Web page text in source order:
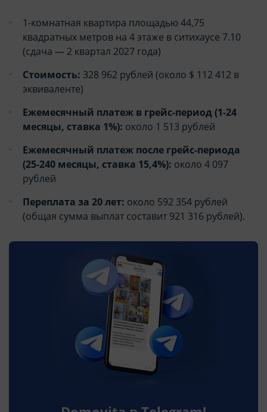
1-комнатная квартира площадью 44,75
квадратных метров на 4 этаже в ситихаусе 7.10
(сдача — 2 квартал 2027 года)
Стоимость: 328 962 рублей (около $ 112 412 в
эквиваленте)
Ежемесячный платеж в грейс-период (1-24
месяцы, ставка 1%): около 1 513 рублей
Ежемесячный платеж после грейс-периода
(25-240 месяцы, ставка 15,4%): около 4 097
рублей
Переплата за 20 лет: около 592 354 рублей
(общая сумма выплат составит 921 316 рублей).